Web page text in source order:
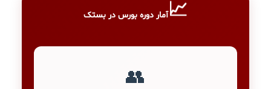
📈آمار دوره بورس در بستک
👥